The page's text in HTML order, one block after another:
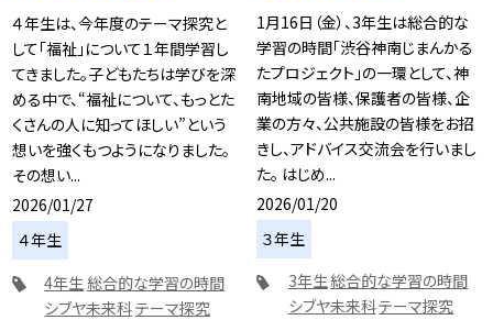
４年生は、今年度のテーマ探究と
して「福祉」について１年間学習し
てきました。子どもたちは学びを深
める中で、“福祉について、もっとた
くさんの人に知ってほしい”という
想いを強くもつようになりました。
その想い...
2026/01/27
４年生
4年生 総合的な学習の時間
シブヤ未来科テーマ探究
1月16日（金）、3年生は総合的な
学習の時間「渋谷神南じまんかる
たプロジェクト」の一環として、神
南地域の皆様、保護者の皆様、企
業の方々、公共施設の皆様をお招
きし、アドバイス交流会を行いまし
た。 はじめ...
2026/01/20
３年生
3年生総合的な学習の時間
シブヤ未来科テーマ探究